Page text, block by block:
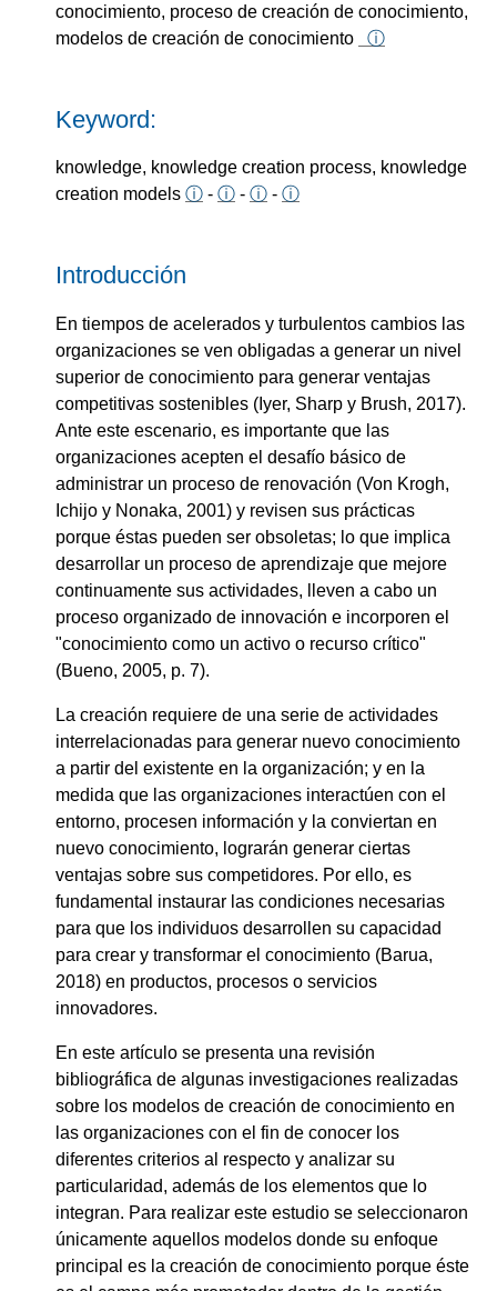
conocimiento, proceso de creación de conocimiento,
modelos de creación de conocimiento
ⓘ
Keyword:
knowledge, knowledge creation process, knowledge
creation models ⓘ - ⓘ - ⓘ - ⓘ
Introducción
En tiempos de acelerados y turbulentos cambios las
organizaciones se ven obligadas a generar un nivel
superior de conocimiento para generar ventajas
competitivas sostenibles (Iyer, Sharp y Brush, 2017).
Ante este escenario, es importante que las
organizaciones acepten el desafío básico de
administrar un proceso de renovación (Von Krogh,
Ichijo y Nonaka, 2001) y revisen sus prácticas
porque éstas pueden ser obsoletas; lo que implica
desarrollar un proceso de aprendizaje que mejore
continuamente sus actividades, lleven a cabo un
proceso organizado de innovación e incorporen el
"conocimiento como un activo o recurso crítico"
(Bueno, 2005, p. 7).
La creación requiere de una serie de actividades
interrelacionadas para generar nuevo conocimiento
a partir del existente en la organización; y en la
medida que las organizaciones interactúen con el
entorno, procesen información y la conviertan en
nuevo conocimiento, lograrán generar ciertas
ventajas sobre sus competidores. Por ello, es
fundamental instaurar las condiciones necesarias
para que los individuos desarrollen su capacidad
para crear y transformar el conocimiento (Barua,
2018) en productos, procesos o servicios
innovadores.
En este artículo se presenta una revisión
bibliográfica de algunas investigaciones realizadas
sobre los modelos de creación de conocimiento en
las organizaciones con el fin de conocer los
diferentes criterios al respecto y analizar su
particularidad, además de los elementos que lo
integran. Para realizar este estudio se seleccionaron
únicamente aquellos modelos donde su enfoque
principal es la creación de conocimiento porque éste